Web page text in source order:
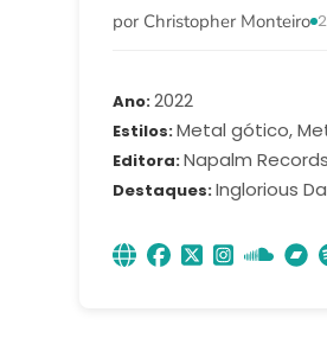
por Christopher Monteiro
Ano 2022
Estilos Metal gótico,
Editora Napalm Records
Destaques Inglorious